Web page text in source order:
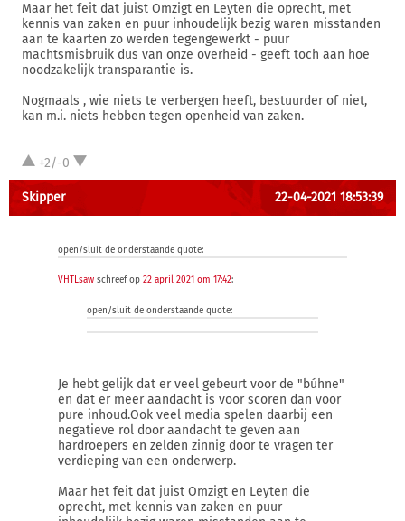
Maar het feit dat juist Omzigt en Leyten die oprecht, met
kennis van zaken en puur inhoudelijk bezig waren misstanden
aan te kaarten zo werden tegengewerkt - puur
machtsmisbruik dus van onze overheid - geeft toch aan hoe
noodzakelijk transparantie is.
Nogmaals , wie niets te verbergen heeft, bestuurder of niet,
kan m.i. niets hebben tegen openheid van zaken.
+2/-0
Skipper 22-04-2021 18:53:39
open/sluit de onderstaande quote:
VHTLsaw schreef op 22 april 2021 om 17:42:
open/sluit de onderstaande quote:
Je hebt gelijk dat er veel gebeurt voor de "búhne"
en dat er meer aandacht is voor scoren dan voor
pure inhoud.Ook veel media spelen daarbij een
negatieve rol door aandacht te geven aan
hardroepers en zelden zinnig door te vragen ter
verdieping van een onderwerp.
Maar het feit dat juist Omzigt en Leyten die
oprecht, met kennis van zaken en puur